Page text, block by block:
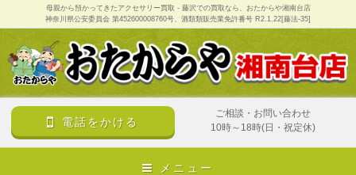
母親から預かってきたアクセサリー買取 - 藤沢での買取なら、おたからや湘南台店
神奈川県公安委員会 第452600008760号、酒類類販売業免許番号 R2.1.22[藤法-35]
電話をかける
ご相談・お問い合わせ
10時～18時(日・祝定休)
メニュー